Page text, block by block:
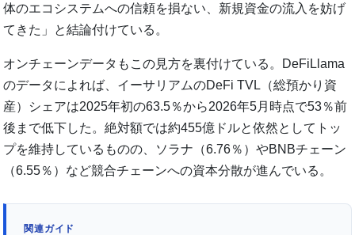
体のエコシステムへの信頼を損ない、新規資金の流入を妨げ
てきた」と結論付けている。
オンチェーンデータもこの見方を裏付けている。DeFiLlama
のデータによれば、イーサリアムのDeFi TVL（総預かり資
産）シェアは2025年初の63.5％から2026年5月時点で53％前
後まで低下した。絶対額では約455億ドルと依然としてトッ
プを維持しているものの、ソラナ（6.76％）やBNBチェーン
（6.55％）など競合チェーンへの資本分散が進んでいる。
関連ガイド